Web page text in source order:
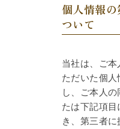
個人情報
ついて
当社は、ご
ただいた個人
し、ご本人
たは下記項
き、第三者